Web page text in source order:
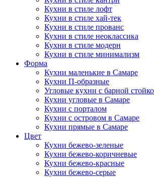
Кухни в стиле лофт
Кухни в стиле хай-тек
Кухни в стиле прованс
Кухни в стиле неоклассика
Кухни в стиле модерн
Кухни в стиле минимализм
Форма
Кухни маленькие в Самаре
Кухни П-образные
Угловые кухни с барной
Кухни угловые в Самаре
Кухни с порталом
Кухни с островом в Самаре
Кухни прямые в Самаре
Цвет
Кухни бежево-зеленые
Кухни бежево-коричневые
Кухни бежево-красные
Кухни бежево-серые